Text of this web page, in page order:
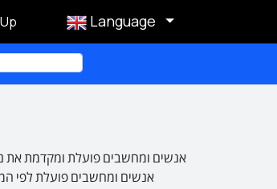
Language
אנשים ומחשבים פועלת ומקדמת את
אנשים ומחשבים פועלת לפי